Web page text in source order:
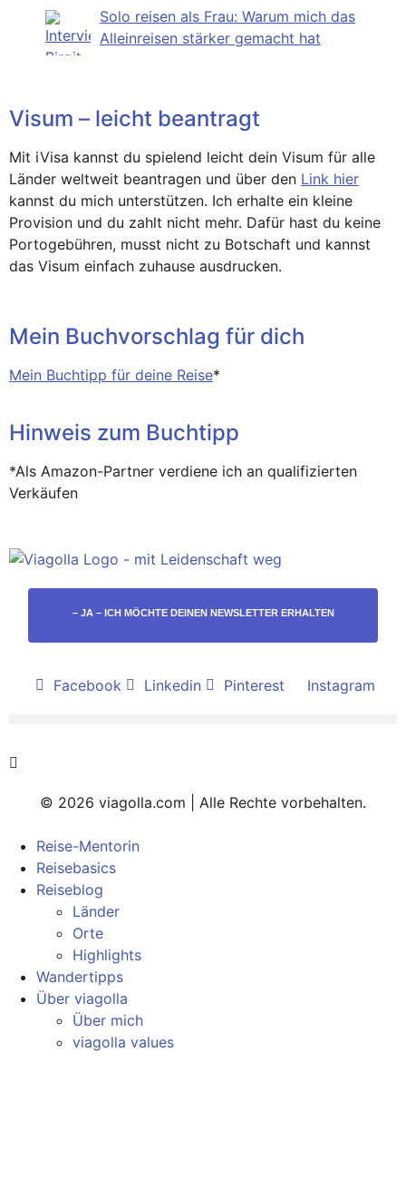
Solo reisen als Frau: Warum mich das
Alleinreisen stärker gemacht hat
Visum – leicht beantragt
Mit iVisa kannst du spielend leicht dein Visum für alle
Länder weltweit beantragen und über den Link hier
kannst du mich unterstützen. Ich erhalte ein kleine
Provision und du zahlt nicht mehr. Dafür hast du keine
Portogebühren, musst nicht zu Botschaft und kannst
das Visum einfach zuhause ausdrucken.
Mein Buchvorschlag für dich
Mein Buchtipp für deine Reise*
Hinweis zum Buchtipp
*Als Amazon-Partner verdiene ich an qualifizierten
Verkäufen
– JA – ICH MÖCHTE DEINEN NEWSLETTER ERHALTEN
Facebook Linkedin Pinterest Instagram
© 2026 viagolla.com | Alle Rechte vorbehalten.
Reise-Mentorin
Reisebasics
Reiseblog
Länder
Orte
Highlights
Wandertipps
Über viagolla
Über mich
viagolla values